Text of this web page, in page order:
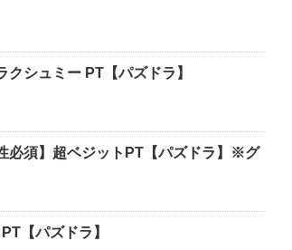
シュミー PT【パズドラ】
必須】超ベジットPT【パズドラ】※グ
【パズドラ】